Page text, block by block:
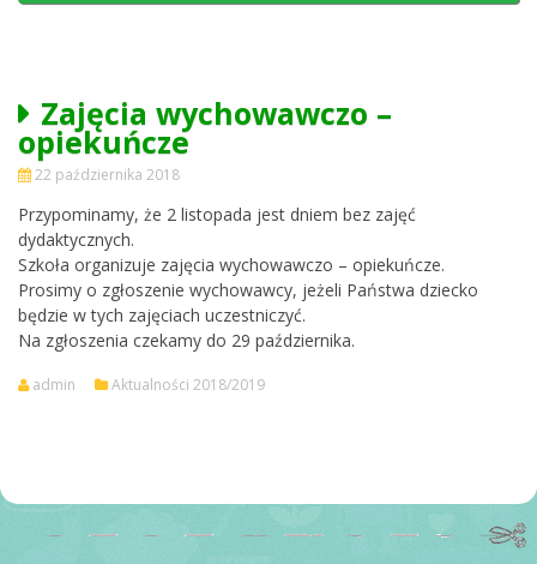
Zajęcia wychowawczo –
opiekuńcze
22 października 2018
Przypominamy, że 2 listopada jest dniem bez zajęć
dydaktycznych.
Szkoła organizuje zajęcia wychowawczo – opiekuńcze.
Prosimy o zgłoszenie wychowawcy, jeżeli Państwa dziecko
będzie w tych zajęciach uczestniczyć.
Na zgłoszenia czekamy do 29 października.
admin Aktualności 2018/2019